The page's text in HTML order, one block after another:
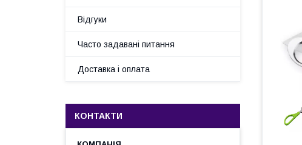
Відгуки
Часто задавані питання
Доставка і оплата
КОНТАКТИ